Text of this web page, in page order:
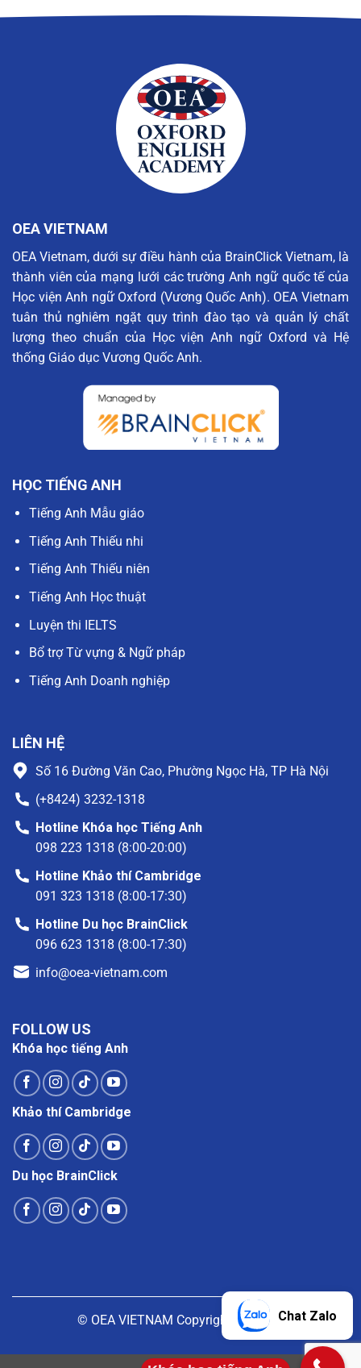
OEA VIETNAM
OEA Vietnam, dưới sự điều hành của BrainClick Vietnam, là
thành viên của mạng lưới các trường Anh ngữ quốc tế của
Học viện Anh ngữ Oxford (Vương Quốc Anh). OEA Vietnam
tuân thủ nghiêm ngặt quy trình đào tạo và quản lý chất
lượng theo chuẩn của Học viện Anh ngữ Oxford và Hệ
thống Giáo dục Vương Quốc Anh.
HỌC TIẾNG ANH
Tiếng Anh Mẫu giáo
Tiếng Anh Thiếu nhi
Tiếng Anh Thiếu niên
Tiếng Anh Học thuật
Luyện thi IELTS
Bổ trợ Từ vựng & Ngữ pháp
Tiếng Anh Doanh nghiệp
LIÊN HỆ
Số 16 Đường Văn Cao, Phường Ngọc Hà, TP Hà Nội
(+8424) 3232-1318
Hotline Khóa học Tiếng Anh
098 223 1318 (8:00-20:00)
Hotline Khảo thí Cambridge
091 323 1318 (8:00-17:30)
Hotline Du học BrainClick
096 623 1318 (8:00-17:30)
info@oea-vietnam.com
FOLLOW US
Khóa học tiếng Anh
Khảo thí Cambridge
Du học BrainClick
© OEA VIETNAM Copyright |Liên hệChat Zalo